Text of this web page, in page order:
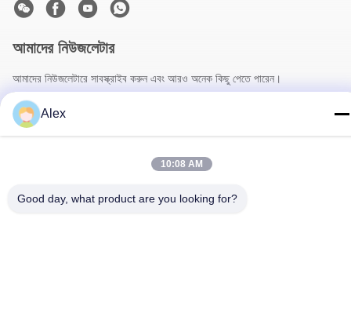
আমাদের নিউজলেটার
আমাদের নিউজলেটারে সাবস্ক্রাইব করুন এবং আরও অনেক কিছু পেতে পারেন।
Alex
10:08 AM
Good day, what product are you looking for?